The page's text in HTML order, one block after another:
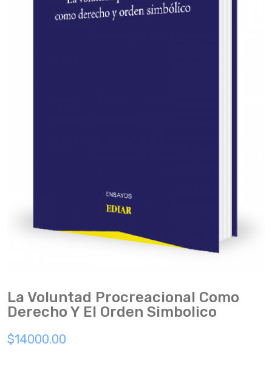
La Voluntad Procreacional Como
Derecho Y El Orden Simbolico
$14000.00